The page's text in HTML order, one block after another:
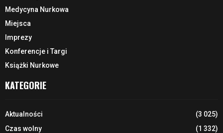
Medycyna Nurkowa
Miejsca
Imprezy
Konferencje i Targi
Książki Nurkowe
KATEGORIE
Aktualności
(3 025)
Czas wolny
(1 332)